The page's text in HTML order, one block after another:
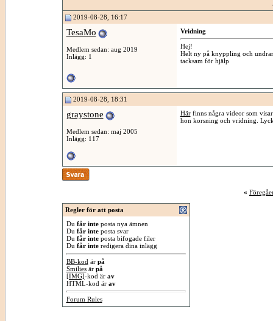
2019-08-28, 16:17
TesaMo
Medlem sedan: aug 2019
Inlägg: 1
Vridning
Hej!
Helt ny på knyppling och
tacksam för hjälp
2019-08-28, 18:31
graystone
Medlem sedan: maj 2005
Inlägg: 117
Härfinns några videor som
hon korsning och vridning.
«
Regler för att posta
Du får inteposta nya ämnen
Du får inteposta svar
Du får inteposta bifogade filer
Du får interedigera dina inlägg
BB-kod är på
Smiliesär på
[IMG]-kod är av
HTML-kod är av
Forum Rules